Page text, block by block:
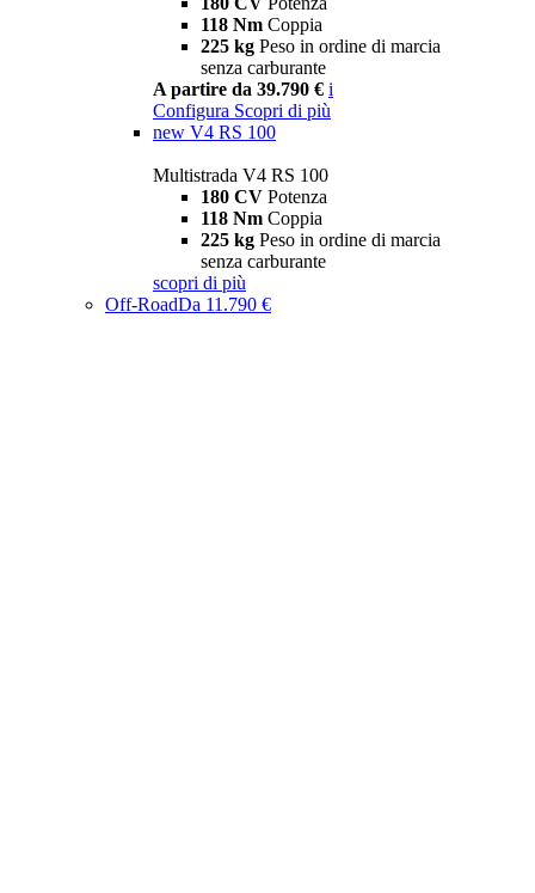
118 Nm Coppia
225 kg Peso in ordine di marcia
senza carburante
A partire da 39.790 € i
Configura Scopri di più
new V4 RS 100
Multistrada V4 RS 100
180 CV Potenza
118 Nm Coppia
225 kg Peso in ordine di marcia
senza carburante
scopri di più
Off-RoadDa 11.790 €